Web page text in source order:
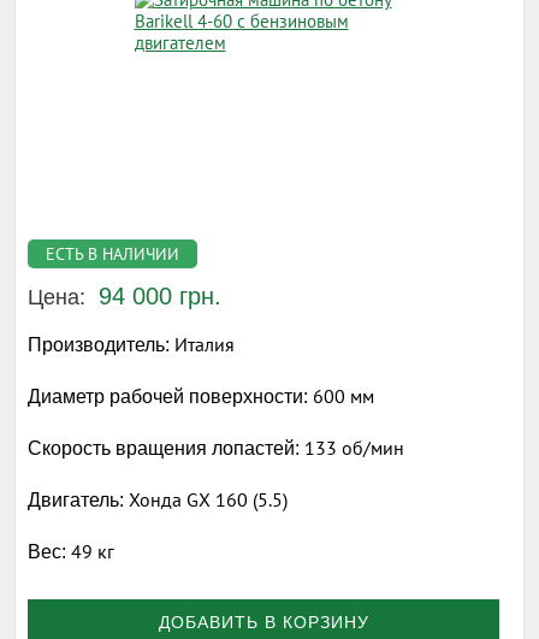
ЕСТЬ В НАЛИЧИИ
Цена: 94 000 грн.
Производитель: Италия
Диаметр рабочей поверхности: 600 мм
Скорость вращения лопастей: 133 об/мин
Двигатель: Хонда GX 160 (5.5)
Вес: 49 кг
ДОБАВИТЬ В КОРЗИНУ